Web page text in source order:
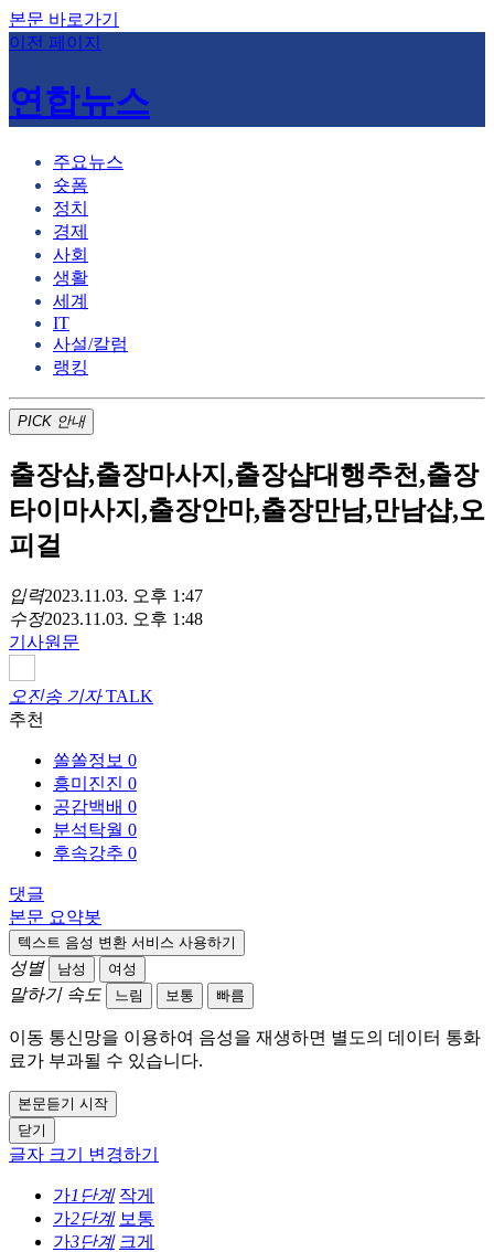
본문 바로가기
이전 페이지
연합뉴스
주요뉴스
숏폼
정치
경제
사회
생활
세계
IT
사설/칼럼
랭킹
PICK 안내
출장샵,출장마사지,출장샵대행추천,출장
타이마사지,출장안마,출장만남,만남샵,오
피걸
입력2023.11.03. 오후 1:47
수정2023.11.03. 오후 1:48
기사원문
오진송 기자 TALK
추천
쏠쏠정보 0
흥미진진 0
공감백배 0
분석탁월 0
후속강추 0
댓글
본문 요약봇
텍스트 음성 변환 서비스 사용하기
성별 남성 여성
말하기 속도 느림 보통 빠름
이동 통신망을 이용하여 음성을 재생하면 별도의 데이터 통화
료가 부과될 수 있습니다.
본문듣기 시작
닫기
글자 크기 변경하기
가1단계 작게
가2단계 보통
가3단계 크게